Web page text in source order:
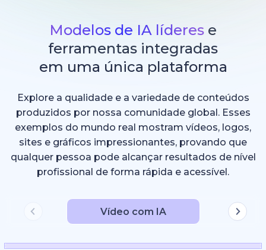
Modelos de IA líderes e
ferramentas integradas
em uma única plataforma
Explore a qualidade e a variedade de conteúdos
produzidos por nossa comunidade global. Esses
exemplos do mundo real mostram vídeos, logos,
sites e gráficos impressionantes, provando que
qualquer pessoa pode alcançar resultados de nível
profissional de forma rápida e acessível.
Vídeo com IA